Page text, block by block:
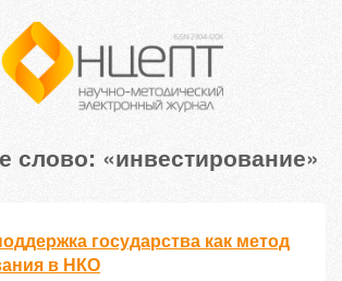
слово: «инвестирование»
государства как метод
в НКО